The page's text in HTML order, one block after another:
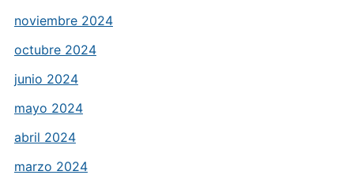
noviembre 2024
octubre 2024
junio 2024
mayo 2024
abril 2024
marzo 2024